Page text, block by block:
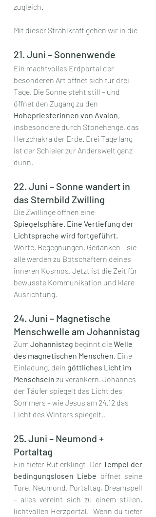
zugleich.
Mit dieser Strahlkraft gehen wir in die
21. Juni – Sonnenwende
Ein machtvolles Erdportal der
besonderen Art öffnet sich für drei
Tage. Die Sonne steht still – und
öffnet den Zugang zu den
Hohepriesterinnen von Avalon,
insbesondere durch Stonehenge, das
Herzchakra der Erde. Drei Tage lang
ist der Schleier zur Anderswelt ganz
dünn.
22. Juni – Sonne wandert in
das Sternbild Zwilling
Die Zwillinge öffnen eine
Spiegelsphäre. Eine Vertiefung der
Lichtsprache wird fortgeführt.
Worte, Begegnungen, Gedanken – sie
alle werden zu Botschaftern deines
inneren Kosmos. Jetzt ist die Zeit für
bewusste Kommunikation und klare
Ausrichtung.
24. Juni – Magnetische
Menschwelle am Johannistag
Zum Johannistag beginnt die Welle
des magnetischen Menschen . Eine
Einladung, dein göttliches Licht im
Menschsein zu verankern. Johannes
der Täufer spiegelt das Licht des
Sommers – wie Jesus am 24.12 das
Licht des Winters spiegelt..
25. Juni – Neumond +
Portaltag
Ein tiefer Ruf erklingt: Der Tempel der
bedingungslosen Liebe öffnet seine
Tore. Neumond, Portaltag, Dreamspell
– alles vereint sich zu einem stillen,
lichtvollen Herzportal.  Wenn du tiefer